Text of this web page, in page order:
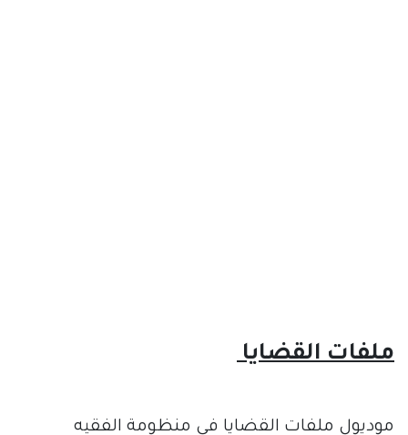
ملفات القضايا
موديول ملفات القضايا في منظومة الفقيه